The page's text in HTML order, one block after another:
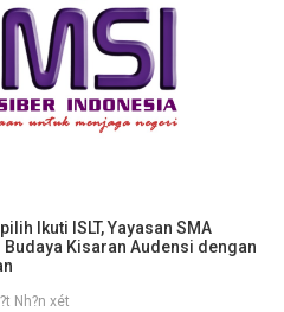
Ikuti ISLT, Yayasan SMA
Budaya Kisaran Audensi dengan
Nh?n xét